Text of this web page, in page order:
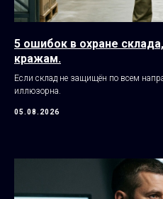
5 ошибок в охране
кражам.
Если склад не защищён по всем
иллюзорна.
05.08.2026